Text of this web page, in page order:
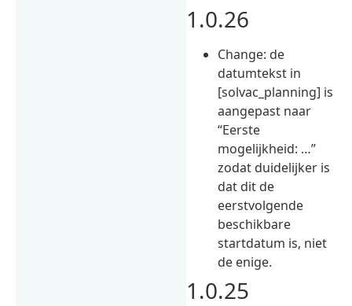
1.0.26
Change: de
datumtekst in
[solvac_planning] is
aangepast naar
“Eerste
mogelijkheid: …”
zodat duidelijker is
dat dit de
eerstvolgende
beschikbare
startdatum is, niet
de enige.
1.0.25